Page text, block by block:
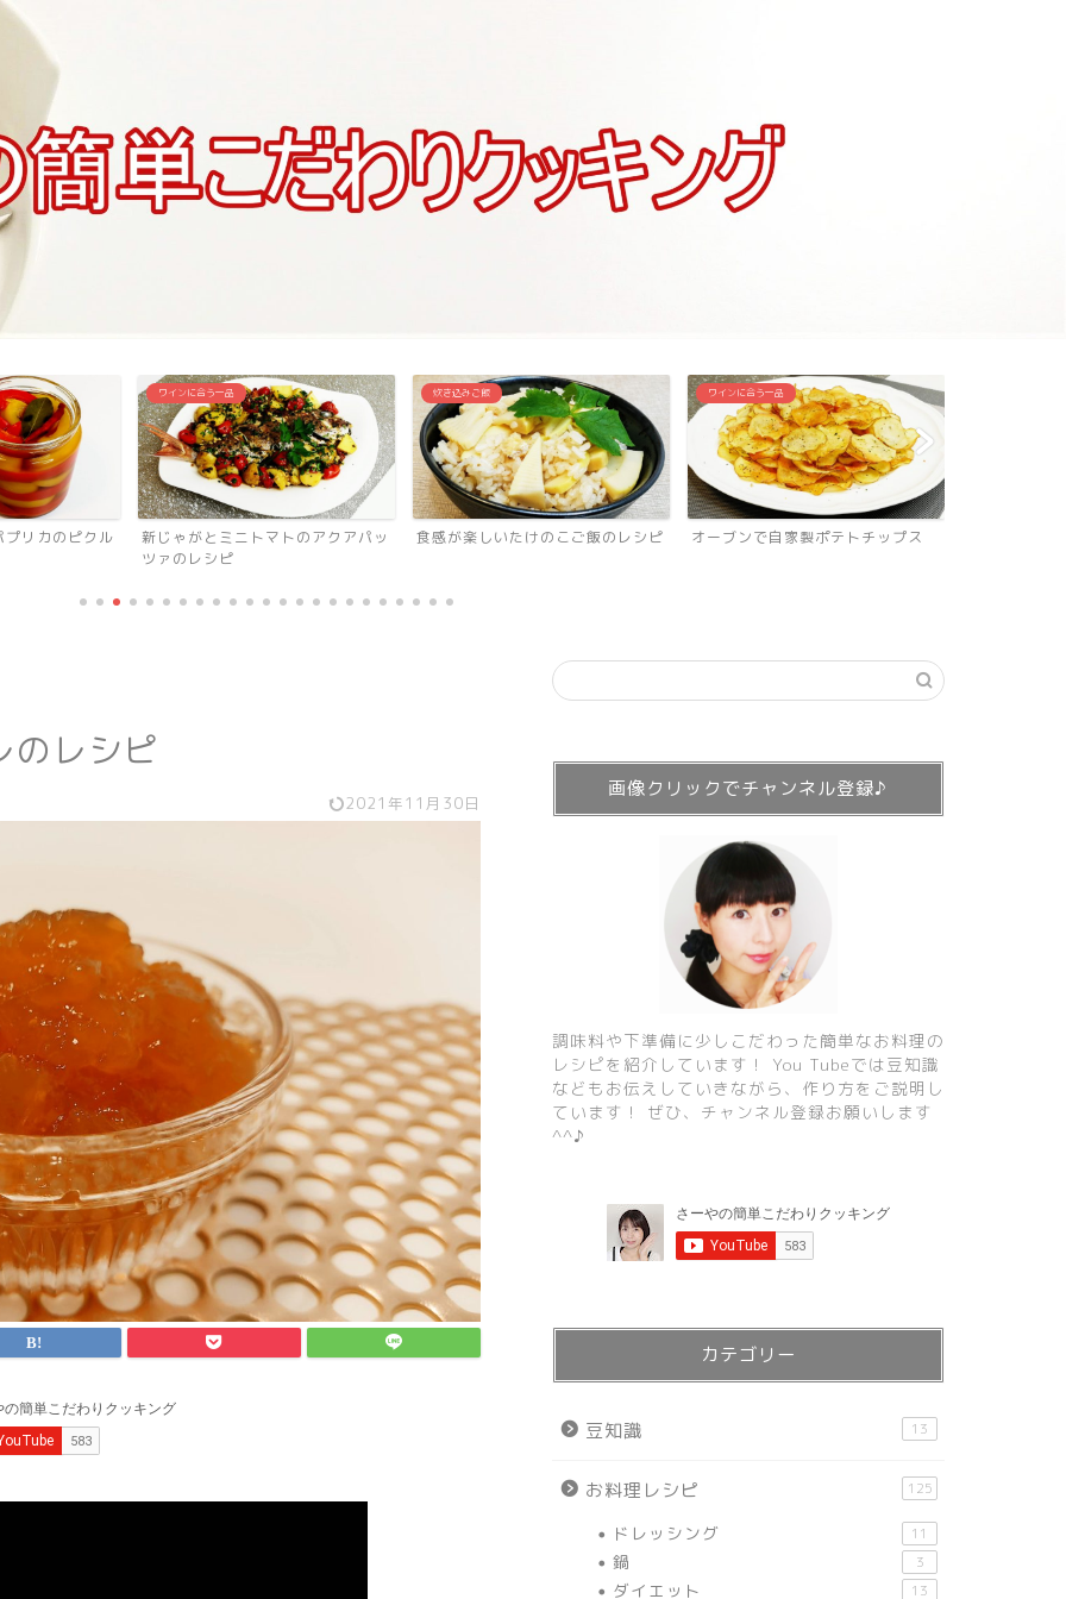
のアクアパッ
炊き込みご飯
食感が楽しいたけのこご飯のレシピ
ワインに合う一品
オーブンで自家製ポテトチップス
そば粉
おしゃれランチにもオススメ！フラ
のレシピ
2021年11月30日
画像クリックでチャンネル登録♪
調味料や下準備に少しこだわった簡単なお料理の
レシピを紹介しています！ You Tubeでは豆知識
などもお伝えしていきながら、作り方をご説明し
ています！ ぜひ、チャンネル登録お願いします
^^♪
カテゴリー
豆知識 13
お料理レシピ 125
ドレッシング 11
鍋 3
ダイエット 13